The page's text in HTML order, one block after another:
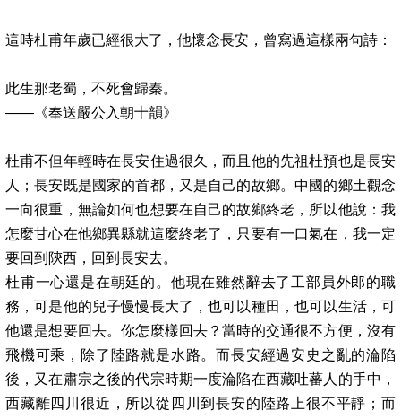
這時杜甫年歲已經很大了，他懷念長安，曾寫過這樣兩句詩：
此生那老蜀，不死會歸秦。
—— 《奉送嚴公入朝十韻》
杜甫不但年輕時在長安住過很久，而且他的先祖杜預也是長安
人；長安既是國家的首都，又是自己的故鄉。中國的鄉土觀念
一向很重，無論如何也想要在自己的故鄉終老，所以他說：我
怎麼甘心在他鄉異縣就這麼終老了，只要有一口氣在，我一定
要回到陝西，回到長安去。
杜甫一心還是在朝廷的。他現在雖然辭去了工部員外郎的職
務，可是他的兒子慢慢長大了，也可以種田，也可以生活，可
他還是想要回去。你怎麼樣回去？當時的交通很不方便，沒有
飛機可乘，除了陸路就是水路。而長安經過安史之亂的淪陷
後，又在肅宗之後的代宗時期一度淪陷在西藏吐蕃人的手中，
西藏離四川很近，所以從四川到長安的陸路上很不平靜；而